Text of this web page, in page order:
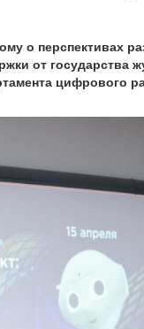
о перспективах
от государства
цифрового